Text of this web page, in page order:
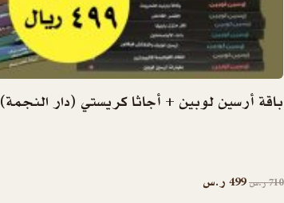
باقة أرسين لوبين + أجاثا كريستي (دار النجمة)
710ر.سالسعر الأصلي هو: 710 ر.س.
499 ر.سالسعر الحالي هو: 499 ر.س.